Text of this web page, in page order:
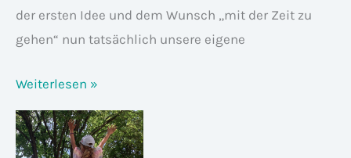
der ersten Idee und dem Wunsch „mit der Zeit zu
gehen“ nun tatsächlich unsere eigene
Hej!
Wie
schön,
Weiterlesen »